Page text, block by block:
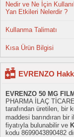
Nedir ve Ne İçin
Yan Etkileri Nelerdir ?
Kullanma Talimatı
Kısa Ürün Bilgisi
EVRENZO
EVRENZO 50 MG
PHARMA İLAÇ
tarafından üretilen, bir
maddesi barındıran
fiyatıyla bulunabilir ve
kodu 8699043890482